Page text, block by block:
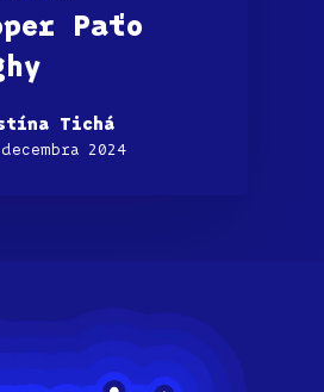
Paťo
Tichá
2024